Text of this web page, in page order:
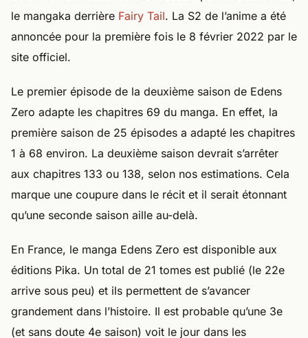
le mangaka derrière Fairy Tail. La S2 de l’anime a été
annoncée pour la première fois le 8 février 2022 par le
site officiel.
Le premier épisode de la deuxième saison de Edens
Zero adapte les chapitres 69 du manga. En effet, la
première saison de 25 épisodes a adapté les chapitres
1 à 68 environ. La deuxième saison devrait s’arrêter
aux chapitres 133 ou 138, selon nos estimations. Cela
marque une coupure dans le récit et il serait étonnant
qu’une seconde saison aille au-delà.
En France, le manga Edens Zero est disponible aux
éditions Pika. Un total de 21 tomes est publié (le 22e
arrive sous peu) et ils permettent de s’avancer
grandement dans l’histoire. Il est probable qu’une 3e
(et sans doute 4e saison) voit le jour dans les